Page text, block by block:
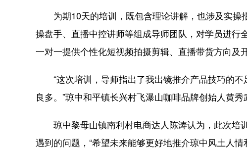
为期10天的培训，既包含理论讲解，也涉及实操
操盘手、直播中控讲师等组成导师团队，对学员进
一对一提供个性化短视频拍摄剪辑、直播带货方向及
“这次培训，导师指出了我出镜推介产品技巧的不
良多。”琼中和平镇长兴村飞瀑山咖啡品牌创始人黄秀
琼中黎母山镇南利村电商达人陈涛认为，此次培
遇到的问题，“希望未来能够更好地推介琼中风土人情